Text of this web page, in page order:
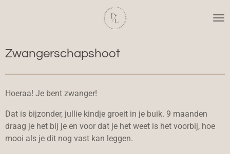
de
hoofdinhoud
Zwangerschapshoot
Hoeraa! Je bent zwanger!
Dat is bijzonder, jullie kindje groeit in je buik. 9 maanden
draag je het bij je en voor dat je het weet is het voorbij, hoe
mooi als je dit nog vast kan leggen.